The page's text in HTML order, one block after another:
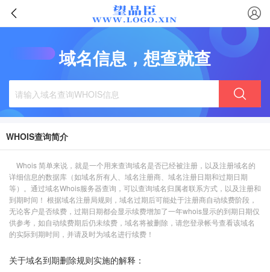
域名信息，想查就查
WHOIS查询简介
Whois 简单来说，就是一个用来查询域名是否已经被注册，以及注册域名的
详细信息的数据库（如域名所有人、域名注册商、域名注册日期和过期日期
等）。通过域名Whois服务器查询，可以查询域名归属者联系方式，以及注册和
到期时间！ 根据域名注册局规则，域名过期后可能处于注册商自动续费阶段，
无论客户是否续费，过期日期都会显示续费增加了一年whois显示的到期日期仅
供参考，如自动续费期后仍未续费，域名将被删除，请您登录帐号查看该域名
的实际到期时间，并请及时为域名进行续费！
关于域名到期删除规则实施的解释：